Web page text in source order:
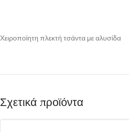
Χειροποίητη πλεκτή τσάντα με αλυσίδα
Σχετικά προϊόντα